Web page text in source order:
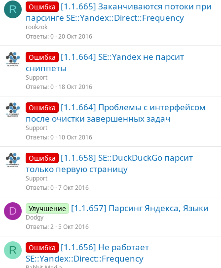
R Ошибка
[1.1.665] Заканчиваются потоки при
парсинге SE::Yandex::Direct::Frequency
rookzok
Ответы 0 20 Окт 2016
Ошибка
[1.1.664] SE::Yandex не парсит
сниппеты
Support
Ответы 0 18 Окт 2016
Ошибка
[1.1.664] Проблемы с интерфейсом
после очистки завершенных задач
Support
Ответы 0 10 Окт 2016
Ошибка
[1.1.658] SE::DuckDuckGo парсит
только первую страницу
Support
Ответы 0 7 Окт 2016
D Улучшение [1.1.657] Парсинг Яндекса, Языки
Dodgy
Ответы 2 5 Окт 2016
R Ошибка
[1.1.656] Не работает
SE::Yandex::Direct::Frequency